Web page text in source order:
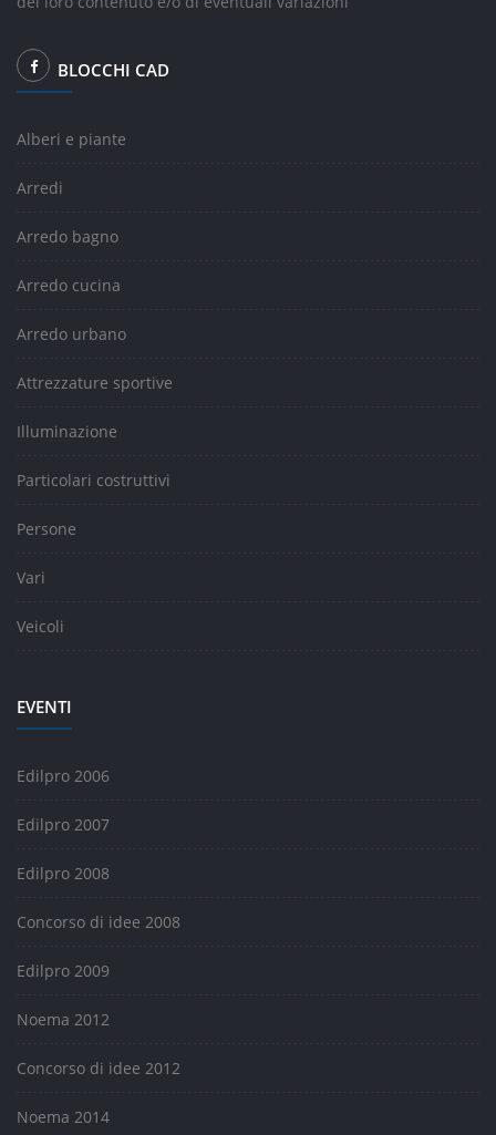
BLOCCHI CAD
Alberi e piante
Arredi
Arredo bagno
Arredo cucina
Arredo urbano
Attrezzature sportive
Illuminazione
Particolari costruttivi
Persone
Vari
Veicoli
EVENTI
Edilpro 2006
Edilpro 2007
Edilpro 2008
Concorso di idee 2008
Edilpro 2009
Noema 2012
Concorso di idee 2012
Noema 2014